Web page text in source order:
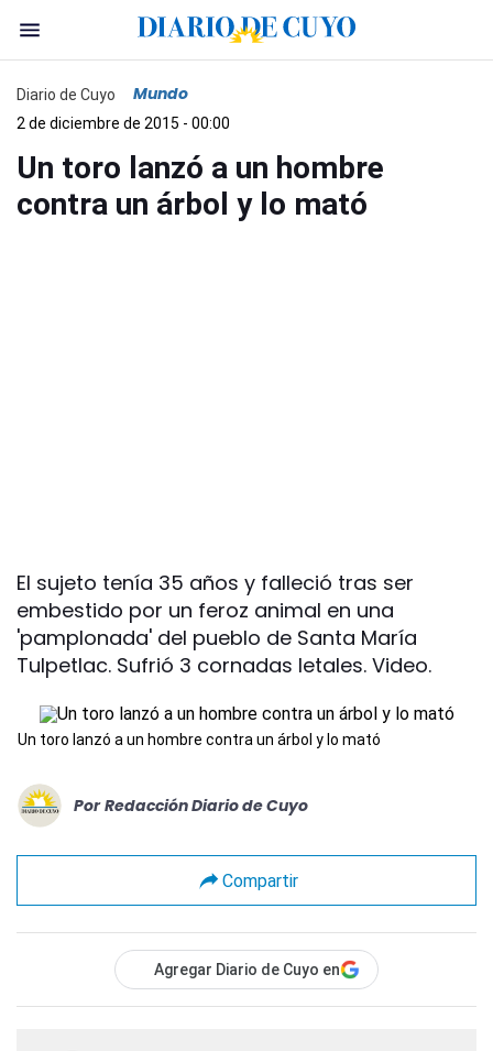
Diario de Cuyo Mundo
2 de diciembre de 2015 - 00:00
Un toro lanzó a un hombre
contra un árbol y lo mató
El sujeto tenía 35 años y falleció tras ser
embestido por un feroz animal en una
'pamplonada' del pueblo de Santa María
Tulpetlac. Sufrió 3 cornadas letales. Video.
Un toro lanzó a un hombre contra un árbol y lo mató
Por Redacción Diario de Cuyo
Compartir
Agregar Diario de Cuyo en